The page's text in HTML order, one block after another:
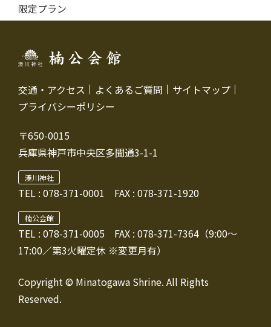
限定プラン
交通・アクセス よくあるご質問
サイトマップ
プライバシーポリシー
〒650-0015
兵庫県神戸市中央区多聞通3-1-1
湊川神社
TEL : 078-371-0001 FAX : 078-371-1920
楠公会館
TEL : 078-371-0005 FAX : 078-371-7364（9:00～
17:00／第3火曜定休 ※変更月有）
Copyright © Minatogawa Shrine. All Rights
Reserved.